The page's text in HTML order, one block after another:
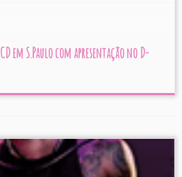
em S.Paulo com apresentação no D-